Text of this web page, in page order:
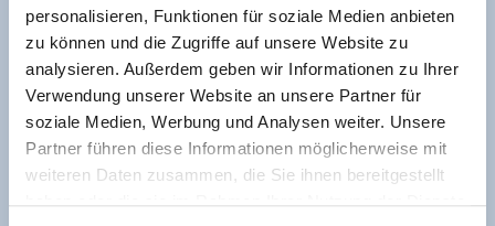
personalisieren, Funktionen für soziale Medien anbieten
zu können und die Zugriffe auf unsere Website zu
analysieren. Außerdem geben wir Informationen zu Ihrer
Verwendung unserer Website an unsere Partner für
soziale Medien, Werbung und Analysen weiter. Unsere
Partner führen diese Informationen möglicherweise mit
weiteren Daten zusammen, die Sie ihnen bereitgestellt
haben oder die sie im Rahmen Ihrer Nutzung der Dienste